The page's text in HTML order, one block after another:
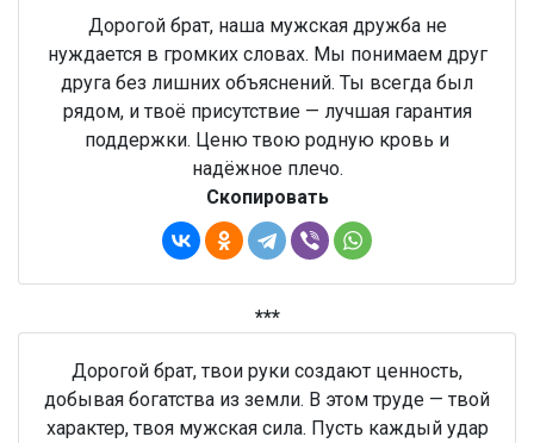
Дорогой брат, наша мужская дружба не
нуждается в громких словах. Мы понимаем друг
друга без лишних объяснений. Ты всегда был
рядом, и твоё присутствие — лучшая гарантия
поддержки. Ценю твою родную кровь и
надёжное плечо.
Скопировать
***
Дорогой брат, твои руки создают ценность,
добывая богатства из земли. В этом труде — твой
характер, твоя мужская сила. Пусть каждый удар